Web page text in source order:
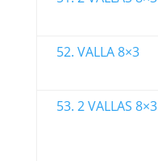
52. VALLA 8×3
53. 2 VALLAS 8×3